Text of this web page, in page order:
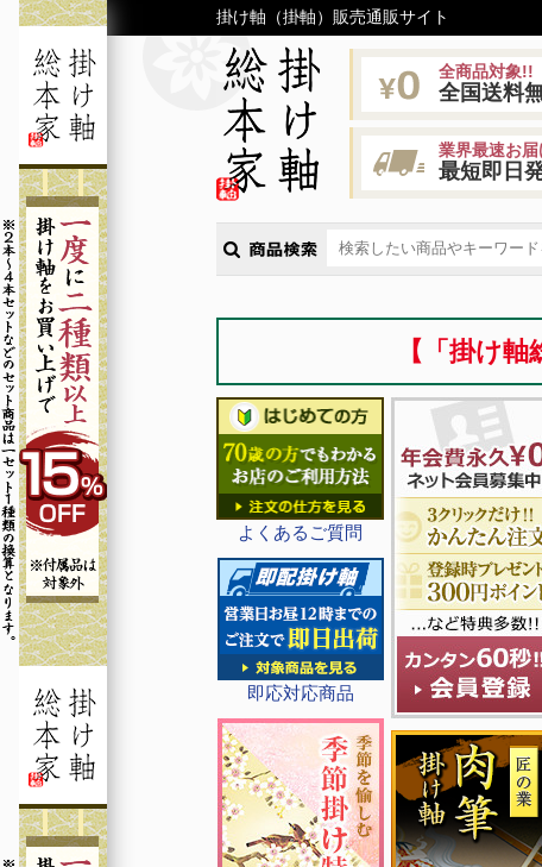
掛け軸（掛軸）販売通販サイト
全商品対象!!
全国送料
業界最速お
最短即日
【「掛け
よくあるご質問
即応対応商品